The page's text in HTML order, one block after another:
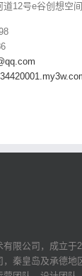
12号e谷创想空
限公司，成立于
，秦皇岛及承德地